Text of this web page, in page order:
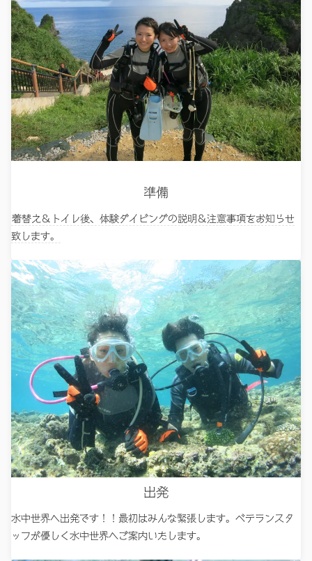
準備
着替え＆トイレ後、体験ダイビングの説明＆注意事項をお知らせ
致します。
出発
水中世界へ出発です！！最初はみんな緊張します。ベテランスタ
ッフが優しく水中世界へご案内いたします。